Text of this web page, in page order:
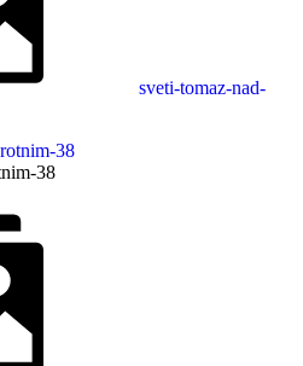
sveti-tomaz-nad-
38